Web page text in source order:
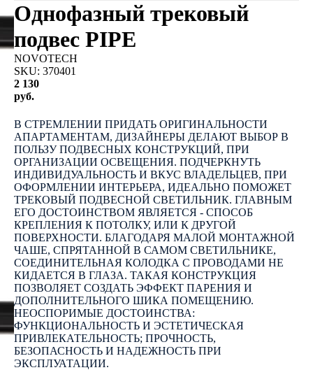
Однофазный трековый
подвес PIPE
NOVOTECH
SKU: 370401
2 130
руб.
В СТРЕМЛЕНИИ ПРИДАТЬ ОРИГИНАЛЬНОСТИ
АПАРТАМЕНТАМ, ДИЗАЙНЕРЫ ДЕЛАЮТ ВЫБОР В
ПОЛЬЗУ ПОДВЕСНЫХ КОНСТРУКЦИЙ, ПРИ
ОРГАНИЗАЦИИ ОСВЕЩЕНИЯ. ПОДЧЕРКНУТЬ
ИНДИВИДУАЛЬНОСТЬ И ВКУС ВЛАДЕЛЬЦЕВ, ПРИ
ОФОРМЛЕНИИ ИНТЕРЬЕРА, ИДЕАЛЬНО ПОМОЖЕТ
ТРЕКОВЫЙ ПОДВЕСНОЙ СВЕТИЛЬНИК. ГЛАВНЫМ
ЕГО ДОСТОИНСТВОМ ЯВЛЯЕТСЯ - СПОСОБ
КРЕПЛЕНИЯ К ПОТОЛКУ, ИЛИ К ДРУГОЙ
ПОВЕРХНОСТИ. БЛАГОДАРЯ МАЛОЙ МОНТАЖНОЙ
ЧАШЕ, СПРЯТАННОЙ В САМОМ СВЕТИЛЬНИКЕ,
СОЕДИНИТЕЛЬНАЯ КОЛОДКА С ПРОВОДАМИ НЕ
КИДАЕТСЯ В ГЛАЗА. ТАКАЯ КОНСТРУКЦИЯ
ПОЗВОЛЯЕТ СОЗДАТЬ ЭФФЕКТ ПАРЕНИЯ И
ДОПОЛНИТЕЛЬНОГО ШИКА ПОМЕЩЕНИЮ.
НЕОСПОРИМЫЕ ДОСТОИНСТВА:
ФУНКЦИОНАЛЬНОСТЬ И ЭСТЕТИЧЕСКАЯ
ПРИВЛЕКАТЕЛЬНОСТЬ; ПРОЧНОСТЬ,
БЕЗОПАСНОСТЬ И НАДЕЖНОСТЬ ПРИ
ЭКСПЛУАТАЦИИ.